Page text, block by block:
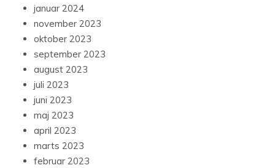
januar 2024
november 2023
oktober 2023
september 2023
august 2023
juli 2023
juni 2023
maj 2023
april 2023
marts 2023
februar 2023